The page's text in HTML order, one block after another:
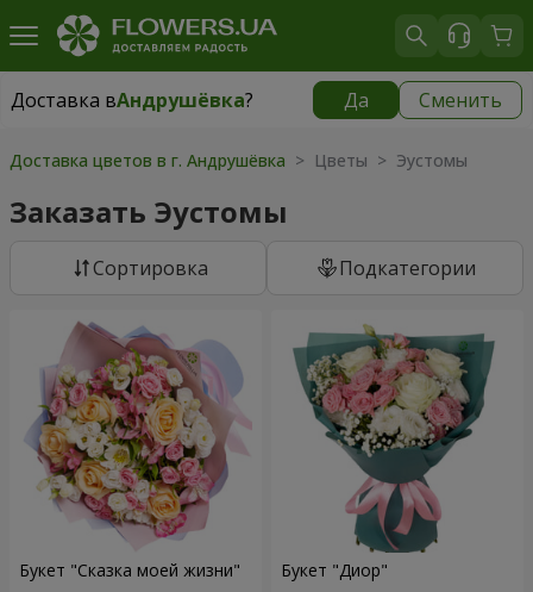
Доставка вАндрушёвка? Да Сменить
Доставка вАндрушёвка|
Доставка цветов в г. Андрушёвка > Цветы > Эустомы
Заказать Эустомы
Cортировка Подкатегории
Букет "Сказка моей жизни" Букет "Диор"